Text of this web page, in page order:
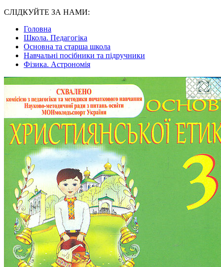
СЛІДКУЙТЕ ЗА НАМИ:
Головна
Школа. Педагогіка
Основна та старша школа
Навчальні посібники та підручники
Фізика. Астрономія